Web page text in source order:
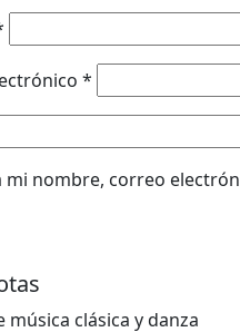
*
mi nombre, correo
música clásica y danza